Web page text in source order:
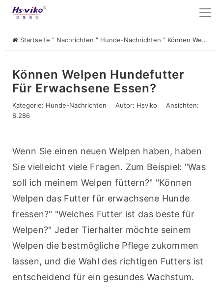
Startseite " Nachrichten " Hunde-Nachrichten " Können Welpen Hundefutter für Erwachsene essen?
Können Welpen Hundefutter
Für Erwachsene Essen?
Kategorie: Hunde-Nachrichten Autor: Hsviko
Ansichten:
8,286
Wenn Sie einen neuen Welpen haben, haben
Sie vielleicht viele Fragen. Zum Beispiel: "Was
soll ich meinem Welpen füttern?" "Können
Welpen das Futter für erwachsene Hunde
fressen?" "Welches Futter ist das beste für
Welpen?" Jeder Tierhalter möchte seinem
Welpen die bestmögliche Pflege zukommen
lassen, und die Wahl des richtigen Futters ist
entscheidend für ein gesundes Wachstum.